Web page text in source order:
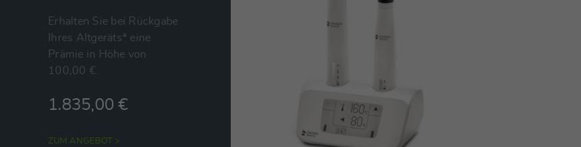
Erhalten Sie bei Rückgabe
Ihres Altgeräts* eine
Prämie in Höhe von
100,00 €.
1.835,00 €
ZUM ANGEBOT >